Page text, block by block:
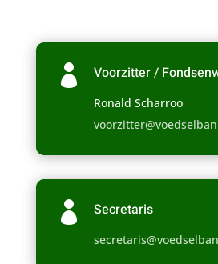
 Voorzitter /
Ronald Scharroo
 Secretaris